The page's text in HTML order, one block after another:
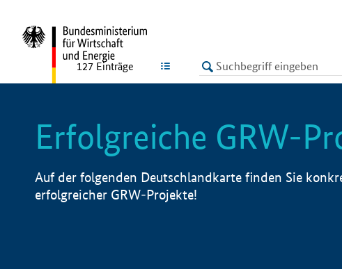
LISTE
127 Einträge
Erfolgreiche GRW-
Auf der folgenden Deutschlandkarte finden Sie
erfolgreicher GRW-Projekte!